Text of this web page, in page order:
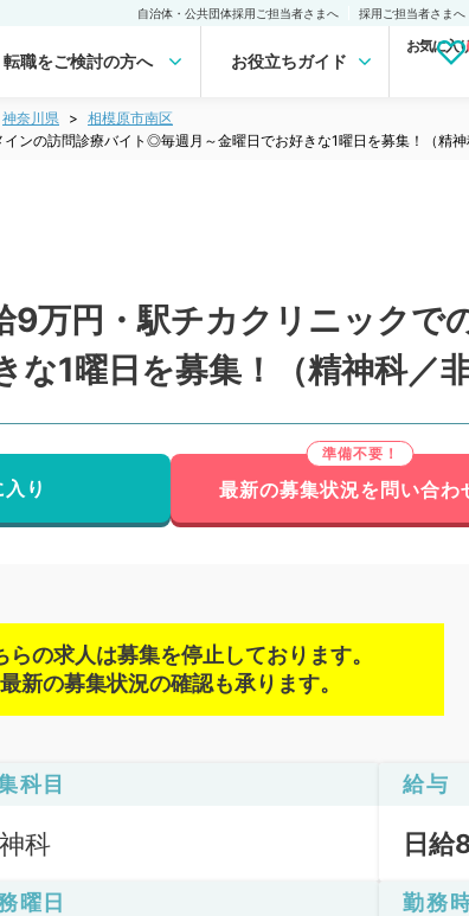
自治体・公共団体採用ご担当者さまへ 採用ご担当者さまへ
転職をご検討の方へ お役立ちガイド
お気に入
神奈川県
相模原市南区
ンの訪問診療バイト◎毎週月～金曜日でお好きな1曜日を募集！（精神
9万円・駅チカクリニックで
1曜日を募集！（精神科／非
り 最新の募集状況を問い合わ
らの求人は募集を停止しております。
最新の募集状況の確認も承ります。
科目
科
給与
日給
曜日 勤務